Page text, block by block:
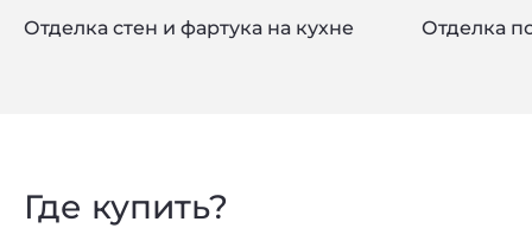
Отделка стен и фартука на кухне Отделка
Где купить?